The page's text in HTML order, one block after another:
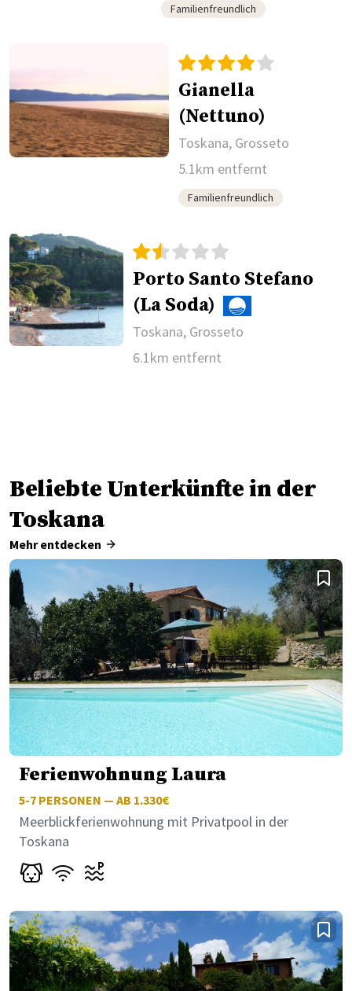
Familienfreundlich
Gianella
(Nettuno)
Toskana, Grosseto
5.1km entfernt
Familienfreundlich
Porto Santo Stefano
(La Soda)
Toskana, Grosseto
6.1km entfernt
Beliebte Unterkünfte in der
Toskana
Mehr entdecken
Ferienwohnung Laura
5-7 PERSONEN — AB 1.330€
Meerblickferienwohnung mit Privatpool in der
Toskana